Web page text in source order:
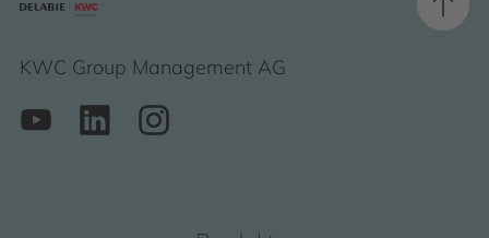
KWC Group Management AG